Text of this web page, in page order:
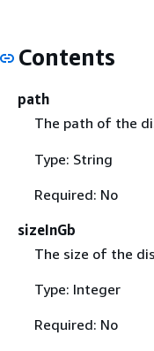
Contents
path
The path of the
Type: String
Required: No
sizeInGb
The size of the
Type: Integer
Required: No